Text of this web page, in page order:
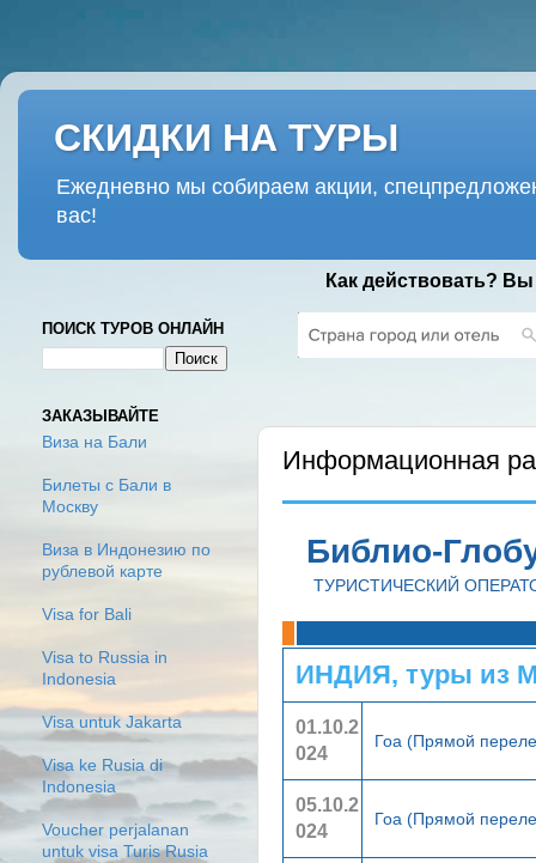
СКИДКИ НА ТУРЫ
Ежедневно мы собираем акции,
вас!
Как действовать?
Информационная
Библио-
ТУРИСТИЧЕСКИЙ
ИНДИЯ, туры из
01.10.2
024
Гоа (Прямой
05.10.2
024
Гоа (Прямой
ПОИСК ТУРОВ ОНЛАЙН
ЗАКАЗЫВАЙТЕ
Виза на Бали
Билеты с Бали в
Москву
Виза в Индонезию по
рублевой карте
Visa for Bali
Visa to Russia in
Indonesia
Visa untuk Jakarta
Visa ke Rusia di
Indonesia
Voucher perjalanan
untuk visa Turis Rusia